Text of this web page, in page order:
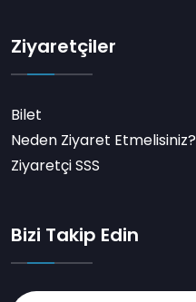
Ziyaretçiler
Bilet
Neden Ziyaret Etmelisiniz?
Ziyaretçi SSS
Bizi Takip Edin